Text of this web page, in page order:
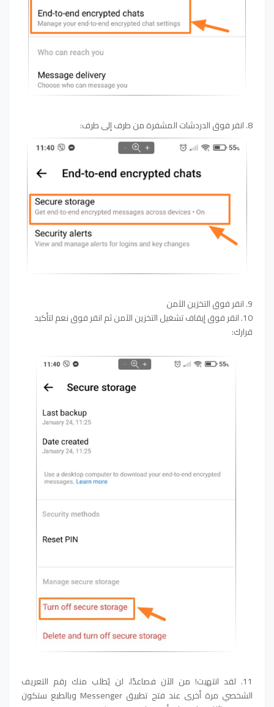
8. انقر فوق الدردشات المشفرة من طرف إلى طرف:
9. انقر فوق التخزين الآمن
10. انقر فوق إيقاف تشغيل التخزين الآمن ثم انقر فوق نعم لتأكيد
قرارك:
11. لقد انتهيت! من الآن فصاعدًا، لن يُطلب منك رقم التعريف
الشخصي مرة أخرى عند فتح تطبيق Messenger وبالطبع ستكون